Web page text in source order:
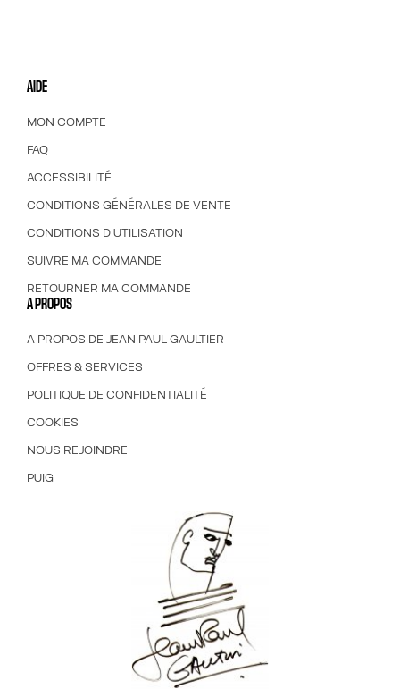
AIDE
MON COMPTE
FAQ
ACCESSIBILITÉ
CONDITIONS GÉNÉRALES DE VENTE
CONDITIONS D'UTILISATION
SUIVRE MA COMMANDE
RETOURNER MA COMMANDE
A PROPOS
A PROPOS DE JEAN PAUL GAULTIER
OFFRES & SERVICES
POLITIQUE DE CONFIDENTIALITÉ
COOKIES
NOUS REJOINDRE
PUIG